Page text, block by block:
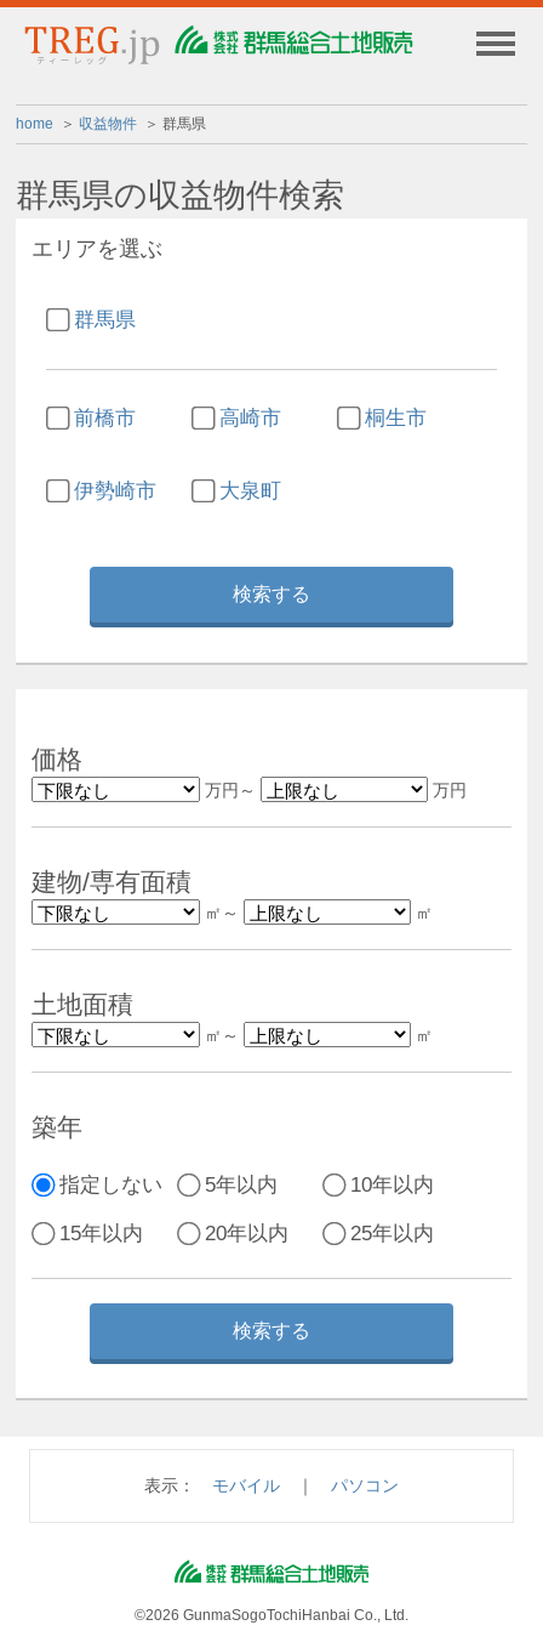
home 収益物件 群馬県
群馬県の収益物件検索
エリアを選ぶ
群馬県
前橋市 高崎市 桐生市
伊勢崎市 大泉町
価格
万円～ 万円
建物/専有面積
㎡～ ㎡
土地面積
㎡～ ㎡
築年
指定しない 5年以内 10年以内
15年以内 20年以内 25年以内
表示： モバイル｜ パソコン
©2026 GunmaSogoTochiHanbai Co., Ltd.